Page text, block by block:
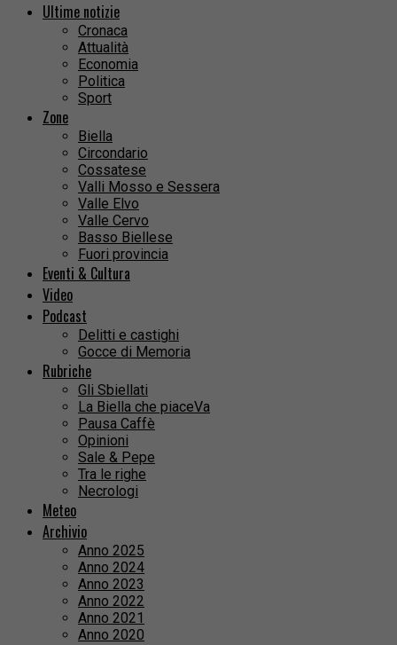
Ultime notizie
Cronaca
Attualità
Economia
Politica
Sport
Zone
Biella
Circondario
Cossatese
Valli Mosso e Sessera
Valle Elvo
Valle Cervo
Basso Biellese
Fuori provincia
Eventi & Cultura
Video
Podcast
Delitti e castighi
Gocce di Memoria
Rubriche
Gli Sbiellati
La Biella che piaceVa
Pausa Caffè
Opinioni
Sale & Pepe
Tra le righe
Necrologi
Meteo
Archivio
Anno 2025
Anno 2024
Anno 2023
Anno 2022
Anno 2021
Anno 2020